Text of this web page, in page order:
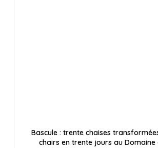
Bascule : trente chaises
chairs en trente jours au Domaine